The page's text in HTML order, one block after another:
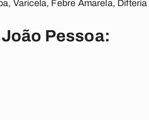
Varicela, Febre Amarela, Difteria
Pessoa: